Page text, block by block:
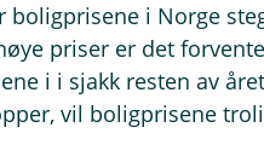
boligprisene i Norge
priser er det
i i sjakk resten av
vil boligprisene